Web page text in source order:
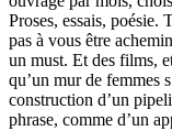
Proses, essais, poésie.
pas à vous être
un must. Et des films,
qu’un mur de femmes
construction d’un
phrase, comme d’un